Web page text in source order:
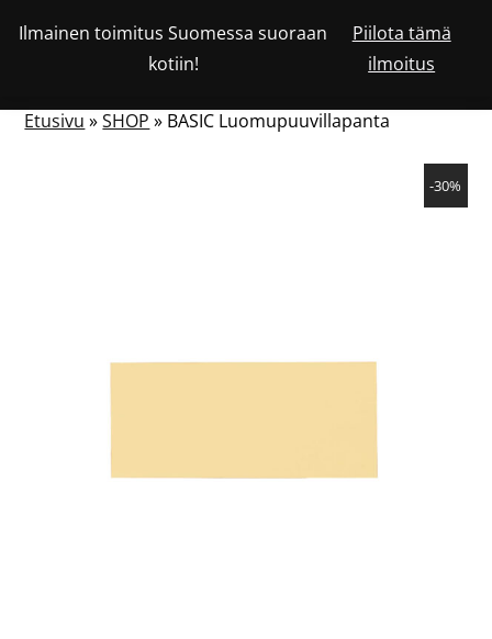
Ilmainen toimitus Suomessa suoraan
kotiin!
Piilota tämä
ilmoitus
Siirry
asiakastiliäsi
OSTOSKORISSA
NÄYTÄ
Etusivu »SHOP » BASIC Luomupuuvillapanta
-30%